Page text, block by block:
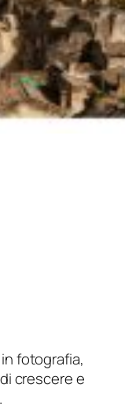
fotografia,
crescere e